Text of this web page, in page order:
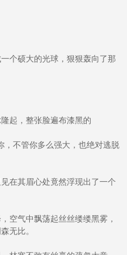
个硕大的光球，狠狠轰向了那
起，整张脸遍布漆黑的
不管你多么强大，也绝对逃脱
在其眉心处竟然浮现出了一个
空气中飘荡起丝丝缕缕黑雾，
无比。